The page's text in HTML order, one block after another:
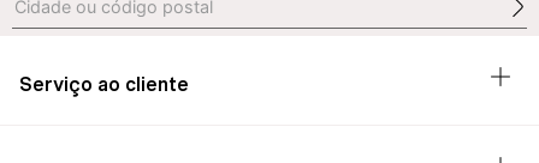
Serviço ao cliente